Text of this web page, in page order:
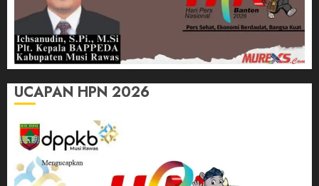
UCAPAN HPN 2026